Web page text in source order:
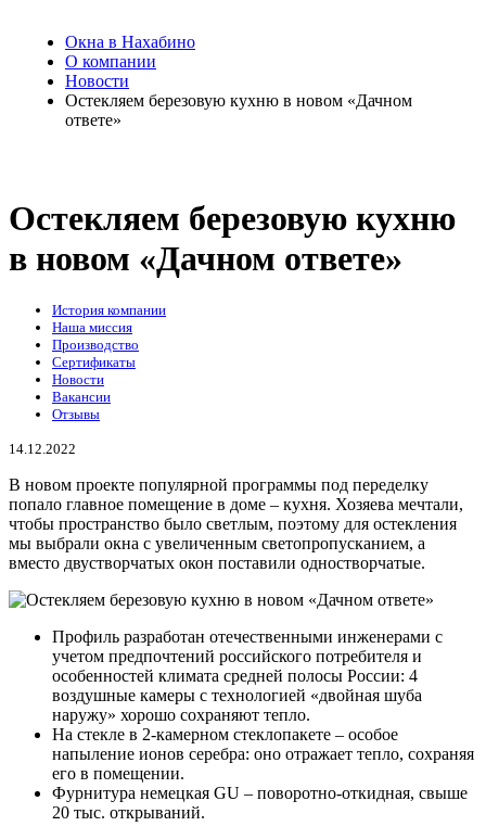
Окна в Нахабино
О компании
Новости
Остекляем березовую кухню в новом «Дачном
ответе»
Остекляем березовую кухню
в новом «Дачном ответе»
История компании
Наша миссия
Производство
Сертификаты
Новости
Вакансии
Отзывы
14.12.2022
В новом проекте популярной программы под переделку
попало главное помещение в доме – кухня. Хозяева мечтали,
чтобы пространство было светлым, поэтому для остекления
мы выбрали окна с увеличенным светопропусканием, а
вместо двустворчатых окон поставили одностворчатые.
Профиль разработан отечественными инженерами с
учетом предпочтений российского потребителя и
особенностей климата средней полосы России: 4
воздушные камеры с технологией «двойная шуба
наружу» хорошо сохраняют тепло.
На стекле в 2-камерном стеклопакете – особое
напыление ионов серебра: оно отражает тепло, сохраняя
его в помещении.
Фурнитура немецкая GU – поворотно-откидная, свыше
20 тыс. открываний.